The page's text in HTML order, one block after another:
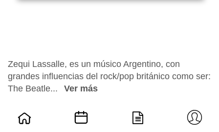
Zequi Lassalle, es un músico Argentino, con
grandes influencias del rock/pop británico como ser:
The Beatle...
Ver más